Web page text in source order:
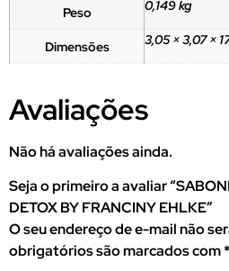
Peso 0,149 kg
Dimensões 3,05 × 3,07 ×
Avaliações
Não há avaliações ainda.
Seja o primeiro a avaliar
DETOX BY FRANCINY EHLKE”
O seu endereço de e-mail não
obrigatórios são marcados com*